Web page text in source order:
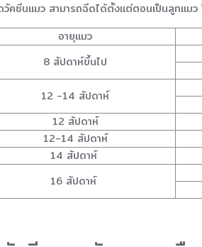
วัคซีนแมว สามารถฉีดได้ตั้งแต่ตอนเป็นลูกแม
อายุแมว
8 สัปดาห์ขึ้นไป
12 -14 สัปดาห์
12 สัปดาห์
12-14 สัปดาห์
14 สัปดาห์
16 สัปดาห์